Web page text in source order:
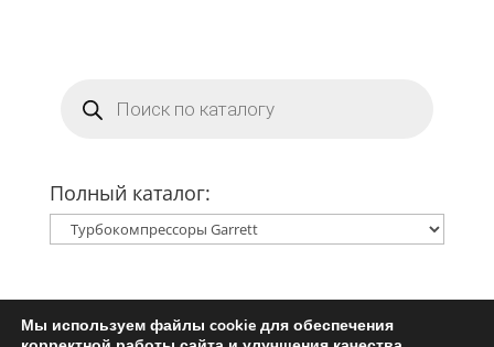
товаров
Полный каталог:
Главная Ремкомплект турбины
Мы используем файлы cookie для обеспечения